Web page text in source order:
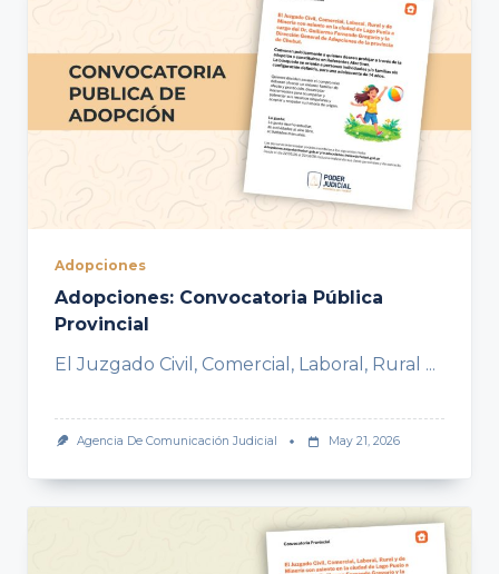
Adopciones
Adopciones: Convocatoria Pública
Provincial
El Juzgado Civil, Comercial, Laboral, Rural ...
Agencia De Comunicación Judicial May 21, 2026